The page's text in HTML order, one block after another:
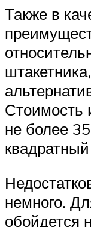
Также в
Стоимость
не более
немного.
обойдется